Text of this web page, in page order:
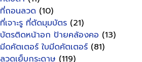
ที่ถอนลวด (10)
ที่เจาะรู ที่ตัดมุมบัตร (21)
บัตรติดหน้าอก ป้ายคล้องคอ (13)
มีดคัตเตอร์ ใบมีดคัตเตอร์ (81)
ลวดเย็บกระดาษ (119)